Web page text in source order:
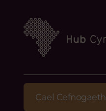
Cael Cefnogaeth